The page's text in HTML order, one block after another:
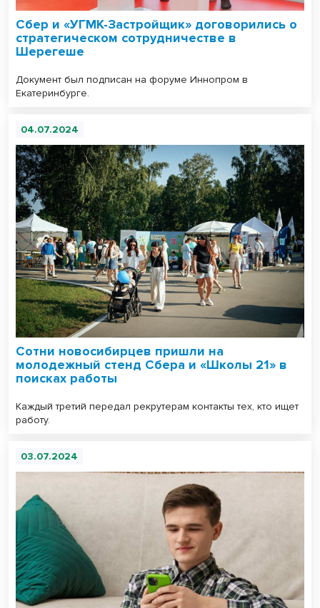
Сбер и «УГМК-Застройщик» договорились о
стратегическом сотрудничестве в
Шерегеше
Документ был подписан на форуме Иннопром в
Екатеринбурге.
04.07.2024
Сотни новосибирцев пришли на
молодежный стенд Сбера и «Школы 21» в
поисках работы
Каждый третий передал рекрутерам контакты тех, кто ищет
работу.
03.07.2024